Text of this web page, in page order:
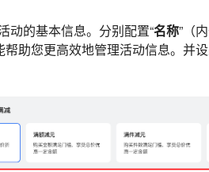
动的基本信息。分别配置“名称”（
帮助您更高效地管理活动信息。并